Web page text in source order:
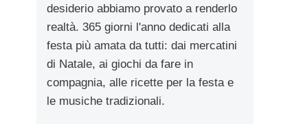
desiderio abbiamo provato a renderlo
realtà. 365 giorni l'anno dedicati alla
festa più amata da tutti: dai mercatini
di Natale, ai giochi da fare in
compagnia, alle ricette per la festa e
le musiche tradizionali.